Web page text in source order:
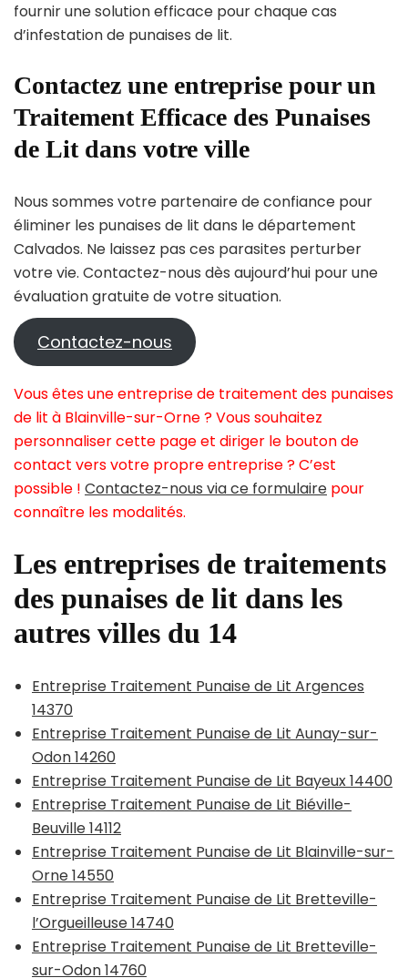
fournir une solution efficace pour chaque cas
d’infestation de punaises de lit.
Contactez une entreprise pour un
Traitement Efficace des Punaises
de Lit dans votre ville
Nous sommes votre partenaire de confiance pour
éliminer les punaises de lit dans le département
Calvados. Ne laissez pas ces parasites perturber
votre vie. Contactez-nous dès aujourd’hui pour une
évaluation gratuite de votre situation.
Contactez-nous
Vous êtes une entreprise de traitement des punaises
de lit à Blainville-sur-Orne ? Vous souhaitez
personnaliser cette page et diriger le bouton de
contact vers votre propre entreprise ? C’est
possible ! Contactez-nous via ce formulaire pour
connaître les modalités.
Les entreprises de traitements
des punaises de lit dans les
autres villes du 14
Entreprise Traitement Punaise de Lit Argences
14370
Entreprise Traitement Punaise de Lit Aunay-sur-
Odon 14260
Entreprise Traitement Punaise de Lit Bayeux 14400
Entreprise Traitement Punaise de Lit Biéville-
Beuville 14112
Entreprise Traitement Punaise de Lit Blainville-sur-
Orne 14550
Entreprise Traitement Punaise de Lit Bretteville-
l’Orgueilleuse 14740
Entreprise Traitement Punaise de Lit Bretteville-
sur-Odon 14760